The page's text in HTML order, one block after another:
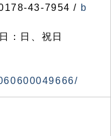
43-7954 / b
：日、祝日